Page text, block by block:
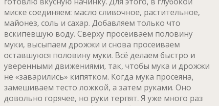
миске соединяем: масло сливочное, растительное,
майонез, соль и сахар. Добавляем только что
вскипевшую воду. Сверху просеиваем половину
муки, высыпаем дрожжи и снова просеиваем
оставшуюся половину муки. Всё делаем быстро и
уверенными движениями, так, чтобы мука и дрожжи
не «заварились» кипятком. Когда мука просеяна,
замешиваем тесто ложкой, а затем руками. Оно
довольно горячее, но руки терпят. Я уже много раз